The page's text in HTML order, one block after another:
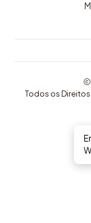
Todos os Direitos